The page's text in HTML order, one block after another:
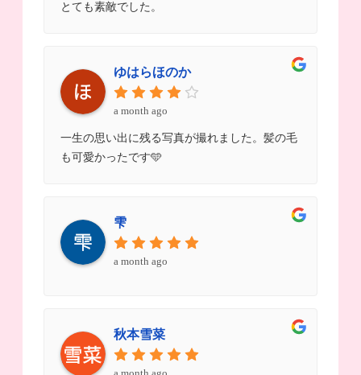
とても素敵でした。
ゆはらほのか
a month ago
一生の思い出に残る写真が撮れました。髪の毛
も可愛かったです🩵
雫
a month ago
秋本雪菜